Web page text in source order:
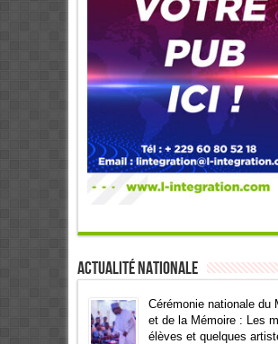
Actualité Nationale
Cérémonie nationale du
et de la Mémoire : Les
élèves et quelques